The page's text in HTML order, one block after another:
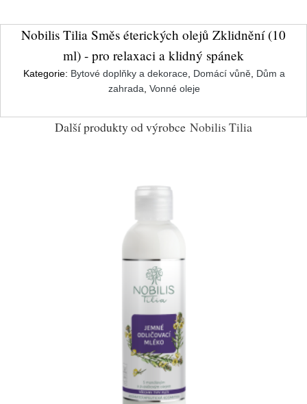
Nobilis Tilia Směs éterických olejů Zklidnění (10
ml) - pro relaxaci a klidný spánek
Kategorie: Bytové doplňky a dekorace Domácí vůně Dům a
zahrada Vonné oleje
Další produkty od výrobce Nobilis Tilia